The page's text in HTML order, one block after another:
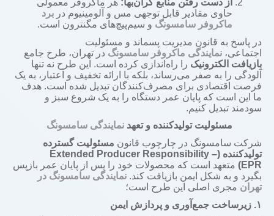
از دست رفتن منابع گران‌بها: هر ماکروفر معمولی
حاوی مقادیر قابل توجهی مس و آلومینیوم در برد
ماکروفر سامسونگ و سیم‌پیچ‌های مگنترون است.
در پاسخ به قانون مدیریت پسماند و مسئولیت
اجتماعی، نمایندگی ماکروفر سامسونگ در تهران، طرح جامع
بازیافت الکترونیک را راه‌اندازی کرده است. این طرح نه تنها
آلودگی را به صفر می‌رساند، بلکه با ارائه تخفیف و اعتبار، به یک
فرصت اقتصادی برای مصرف‌کنندگان تبدیل شده است. هدف
ما این است که پایان عمر دستگاه را به یک شروع سبز و
سودمند تبدیل کنیم.
مسئولیت تولیدکننده و تعهد نمایندگی سامسونگ
شرکت سامسونگ در چارچوب قانون مسئولیت گسترده
تولیدکننده (Extended Producer Responsibility –
EPR
) متعهد است که محصولات خود را پس از پایان عمر بازپس
بگیرد و به شکل ایمن بازیافت کند. نمایندگی سامسونگ در
تهران مجری اصلی این طرح است؛
۱. زیرساخت جمع‌آوری و پردازش ایمن